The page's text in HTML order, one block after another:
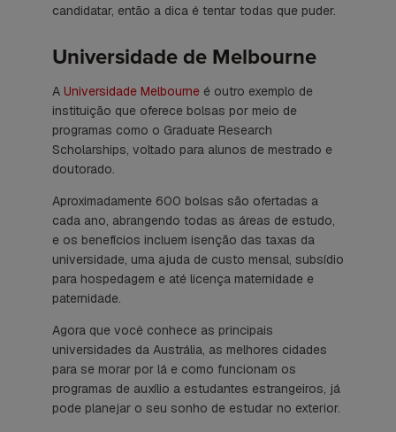
candidatar, então a dica é tentar todas que puder.
Universidade de Melbourne
A Universidade Melbourne é outro exemplo de
instituição que oferece bolsas por meio de
programas como o Graduate Research
Scholarships, voltado para alunos de mestrado e
doutorado.
Aproximadamente 600 bolsas são ofertadas a
cada ano, abrangendo todas as áreas de estudo,
e os benefícios incluem isenção das taxas da
universidade, uma ajuda de custo mensal, subsídio
para hospedagem e até licença maternidade e
paternidade.
Agora que você conhece as principais
universidades da Austrália, as melhores cidades
para se morar por lá e como funcionam os
programas de auxílio a estudantes estrangeiros, já
pode planejar o seu sonho de estudar no exterior.